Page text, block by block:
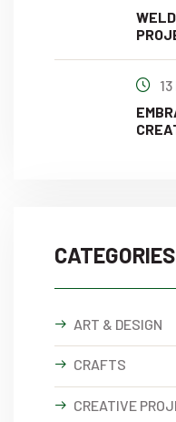
CATEGORIES
ART & DESIGN
CRAFTS
CREATIVE